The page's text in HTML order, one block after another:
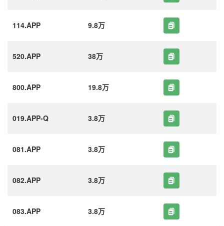
114.APP 9.8万
520.APP 38万
800.APP 19.8万
019.APP-Q 3.8万
081.APP 3.8万
082.APP 3.8万
083.APP 3.8万